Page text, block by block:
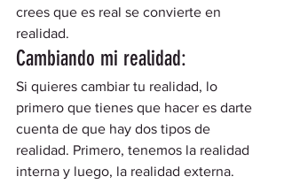
crees que es real se convierte en
realidad.
Cambiando mi realidad:
Si quieres cambiar tu realidad, lo
primero que tienes que hacer es darte
cuenta de que hay dos tipos de
realidad. Primero, tenemos la realidad
interna y luego, la realidad externa.